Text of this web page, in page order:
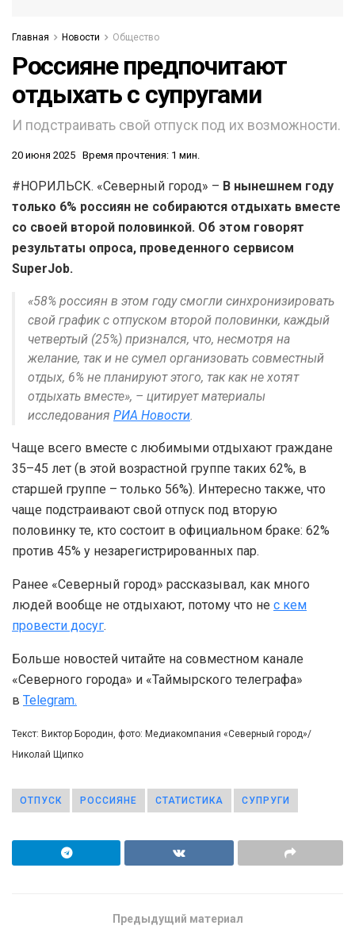
Главная Новости Общество
Россияне предпочитают
отдыхать с супругами
И подстраивать свой отпуск под их возможности.
20 июня 2025 Время прочтения: 1 мин.
#НОРИЛЬСК. «Северный город» – В нынешнем году
только 6% россиян не собираются отдыхать вместе
со своей второй половинкой. Об этом говорят
результаты опроса, проведенного сервисом
SuperJob.
«58% россиян в этом году смогли синхронизировать
свой график с отпуском второй половинки, каждый
четвертый (25%) признался, что, несмотря на
желание, так и не сумел организовать совместный
отдых, 6% не планируют этого, так как не хотят
отдыхать вместе», – цитирует материалы
исследования РИА Новости.
Чаще всего вместе с любимыми отдыхают граждане
35–45 лет (в этой возрастной группе таких 62%, в
старшей группе – только 56%). Интересно также, что
чаще подстраивают свой отпуск под вторую
половинку те, кто состоит в официальном браке: 62%
против 45% у незарегистрированных пар.
Ранее «Северный город» рассказывал, как много
людей вообще не отдыхают, потому что не с кем
провести досуг.
Больше новостей читайте на совместном канале
«Северного города» и «Таймырского телеграфа»
в Telegram.
Текст: Виктор Бородин, фото: Медиакомпания «Северный город»/
Николай Щипко
ОТПУСК РОССИЯНЕ СТАТИСТИКА СУПРУГИ
Предыдущий материал